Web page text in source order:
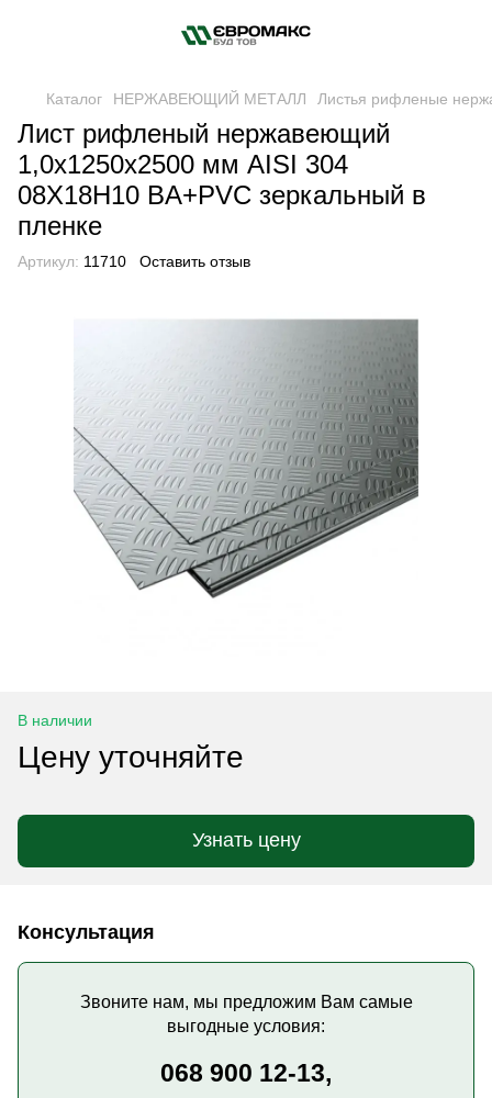
Каталог НЕРЖАВЕЮЩИЙ МЕТАЛЛ Листья рифленые
Лист рифленый нержавеющий
1,0x1250x2500 мм AISI 304
08Х18Н10 BA+PVC зеркальный в
пленке
Артикул: 11710 Оставить отзыв
В наличии
Цену уточняйте
Узнать цену
Консультация
Звоните нам, мы предложим Вам самые
выгодные условия:
068 900 12-13,